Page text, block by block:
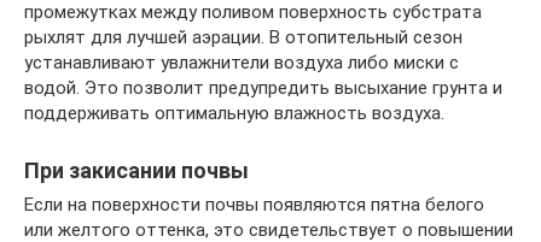
промежутках между поливом поверхность субстрата
рыхлят для лучшей аэрации. В отопительный сезон
устанавливают увлажнители воздуха либо миски с
водой. Это позволит предупредить высыхание грунта и
поддерживать оптимальную влажность воздуха.
При закисании почвы
Если на поверхности почвы появляются пятна белого
или желтого оттенка, это свидетельствует о повышении